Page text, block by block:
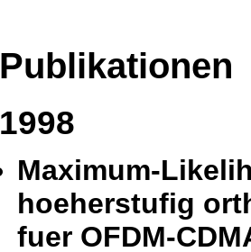
Publikationen
1998
Maximum-
hoeherstufig
fuer OFDM-